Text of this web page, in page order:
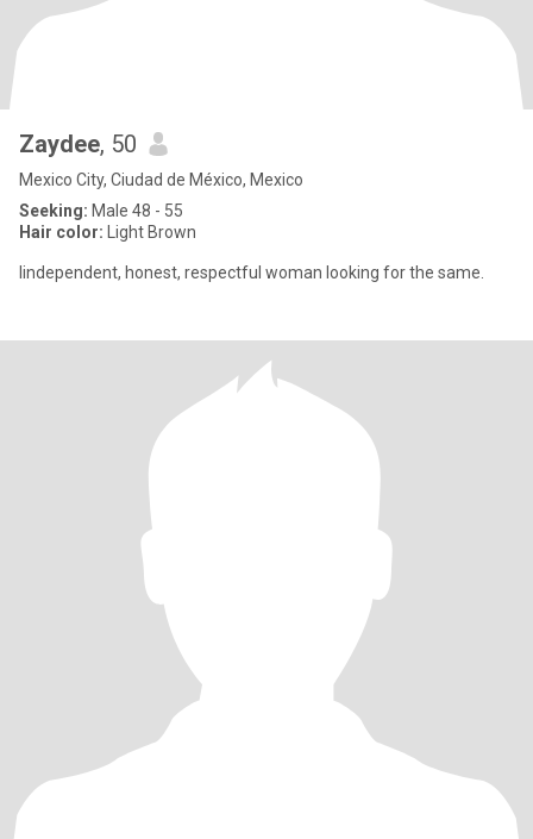
Zaydee, 50
Mexico City, Ciudad de México, Mexico
Seeking: Male 48 - 55
Hair color: Light Brown
Iindependent, honest, respectful woman looking for the same.